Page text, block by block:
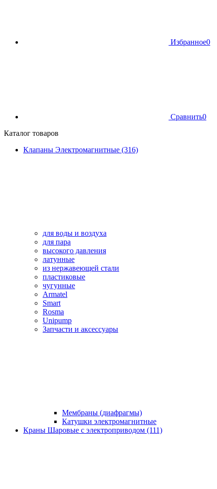
Избранное0
Сравнить0
Каталог товаров
Клапаны Электромагнитные (316)
для воды и воздуха
для пара
высокого давления
латунные
из нержавеющей стали
пластиковые
чугунные
Armatel
Smart
Rosma
Unipump
Запчасти и аксессуары
Мембраны (диафрагмы)
Катушки электромагнитные
Краны Шаровые с электроприводом (111)